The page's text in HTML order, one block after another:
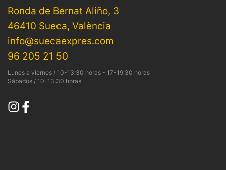
Ronda de Bernat Aliño, 3
46410 Sueca, València
info@suecaexpres.com
96 205 21 50
Lunes a viernes / 10-13:30 horas - 17-19:30 horas
Sábados / 10-13:30 horas